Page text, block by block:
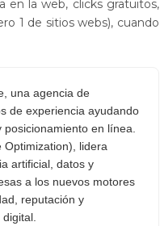
en la web, clicks gratuitos,
1 de sitios webs), cuando
una agencia de
de experiencia ayudando
en línea.
Optimization), lidera
artificial, datos y
a los nuevos motores
reputación y